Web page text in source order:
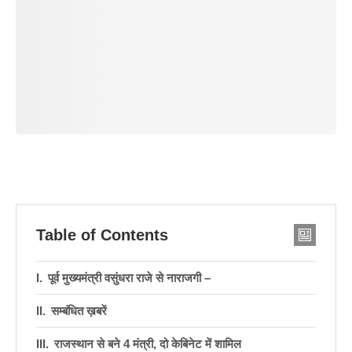
Table of Contents
पूर्व मुख्यमंत्री वसुंधरा राजे से नाराजगी –
सम्बंधित ख़बरें
राजस्थान से बने 4 मंत्री, दो केबिनेट में शामिल